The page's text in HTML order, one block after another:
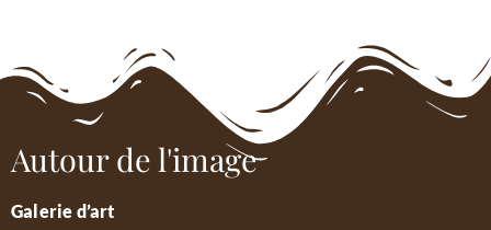
Autour de l'image
Galerie d’art